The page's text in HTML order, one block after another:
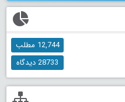
12,744 مطلب
28733 دیدگاه